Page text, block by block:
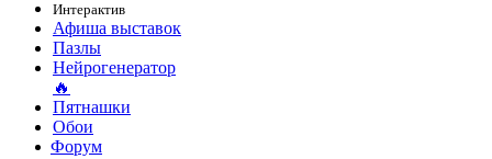
Интерактив
Афиша выставок
Пазлы
Нейрогенератор
🔥
Пятнашки
Обои
Форум